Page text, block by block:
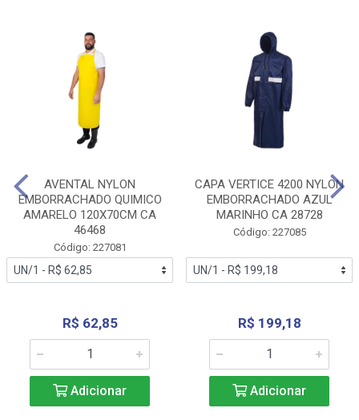
AVENTAL NYLON
EMBORRACHADO QUIMICO
AMARELO 120X70CM CA
46468
Código: 227081
R$ 62,85
Adicionar
CAPA VERTICE 4200 NYLON
EMBORRACHADO AZUL
MARINHO CA 28728
Código: 227085
R$ 199,18
Adicionar